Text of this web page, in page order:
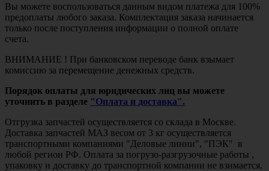
Вы можете воспользоваться данным видом платежа для 100%
предоплаты любого заказа. Комплектация заказа начинается
только после поступления информации о полной оплате
счета.
ВНИМАНИЕ ! При банковском переводе банк взымает
комиссию за перемещение денежных средств.
Порядок оплаты для юридических лиц вы можете
уточнить в разделе "Оплата и доставка".
Отгрузка запчастей осуществляется со склада в Москве.
Доставка запчастей МАЗ весом от 3 кг осуществляется
транспортными компаниями "Деловые линии", "ПЭК" в
любой регион РФ. Оплата за погрузо-разгрузочные работы ,
упаковку и доставку до транспортной компании не взимается.